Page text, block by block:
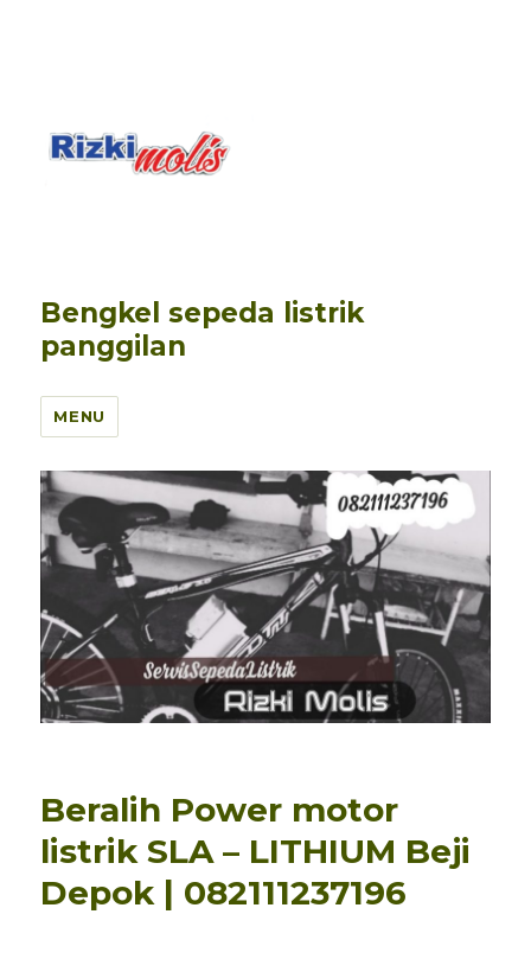
Bengkel sepeda listrik
panggilan
MENU
Beralih Power motor
listrik SLA – LITHIUM Beji
Depok | 082111237196